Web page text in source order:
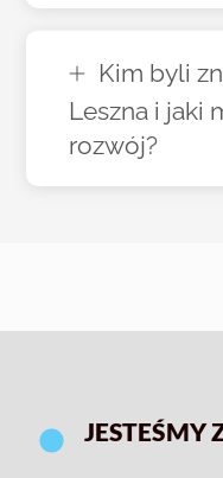
Kim byli
Leszna i jaki
rozwój?
JESTEŚMY